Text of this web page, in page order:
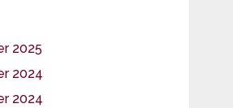
2025
2024
2024